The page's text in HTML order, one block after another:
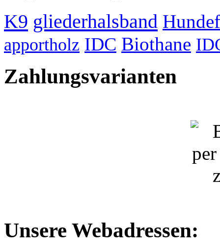
K9 gliederhalsband
apportholz IDC Biothane
Zahlungsvarianten
Unsere Webadressen: